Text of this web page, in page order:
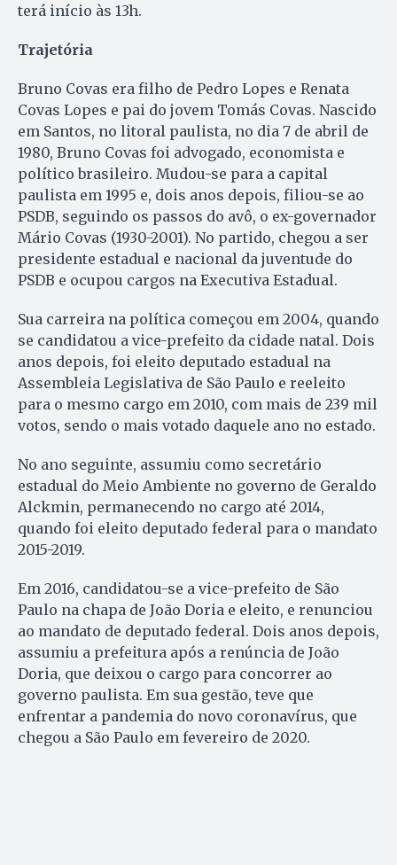
terá início às 13h.
Trajetória
Bruno Covas era filho de Pedro Lopes e Renata
Covas Lopes e pai do jovem Tomás Covas. Nascido
em Santos, no litoral paulista, no dia 7 de abril de
1980, Bruno Covas foi advogado, economista e
político brasileiro. Mudou-se para a capital
paulista em 1995 e, dois anos depois, filiou-se ao
PSDB, seguindo os passos do avô, o ex-governador
Mário Covas (1930-2001). No partido, chegou a ser
presidente estadual e nacional da juventude do
PSDB e ocupou cargos na Executiva Estadual.
Sua carreira na política começou em 2004, quando
se candidatou a vice-prefeito da cidade natal. Dois
anos depois, foi eleito deputado estadual na
Assembleia Legislativa de São Paulo e reeleito
para o mesmo cargo em 2010, com mais de 239 mil
votos, sendo o mais votado daquele ano no estado.
No ano seguinte, assumiu como secretário
estadual do Meio Ambiente no governo de Geraldo
Alckmin, permanecendo no cargo até 2014,
quando foi eleito deputado federal para o mandato
2015-2019.
Em 2016, candidatou-se a vice-prefeito de São
Paulo na chapa de João Doria e eleito, e renunciou
ao mandato de deputado federal. Dois anos depois,
assumiu a prefeitura após a renúncia de João
Doria, que deixou o cargo para concorrer ao
governo paulista. Em sua gestão, teve que
enfrentar a pandemia do novo coronavírus, que
chegou a São Paulo em fevereiro de 2020.